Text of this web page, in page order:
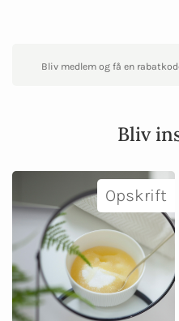
Bliv medlem og få en
Bliv
Opskrift